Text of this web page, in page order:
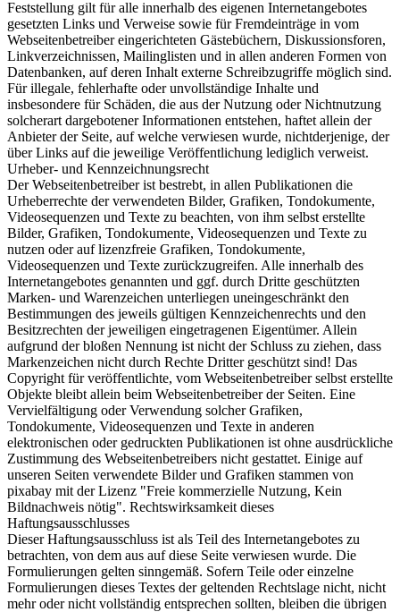
Feststellung gilt für alle innerhalb des eigenen Internetangebotes
gesetzten Links und Verweise sowie für Fremdeinträge in vom
Webseitenbetreiber eingerichteten Gästebüchern, Diskussionsforen,
Linkverzeichnissen, Mailinglisten und in allen anderen Formen von
Datenbanken, auf deren Inhalt externe Schreibzugriffe möglich sind.
Für illegale, fehlerhafte oder unvollständige Inhalte und
insbesondere für Schäden, die aus der Nutzung oder Nichtnutzung
solcherart dargebotener Informationen entstehen, haftet allein der
Anbieter der Seite, auf welche verwiesen wurde, nichtderjenige, der
über Links auf die jeweilige Veröffentlichung lediglich verweist.
Urheber- und Kennzeichnungsrecht
Der Webseitenbetreiber ist bestrebt, in allen Publikationen die
Urheberrechte der verwendeten Bilder, Grafiken, Tondokumente,
Videosequenzen und Texte zu beachten, von ihm selbst erstellte
Bilder, Grafiken, Tondokumente, Videosequenzen und Texte zu
nutzen oder auf lizenzfreie Grafiken, Tondokumente,
Videosequenzen und Texte zurückzugreifen. Alle innerhalb des
Internetangebotes genannten und ggf. durch Dritte geschützten
Marken- und Warenzeichen unterliegen uneingeschränkt den
Bestimmungen des jeweils gültigen Kennzeichenrechts und den
Besitzrechten der jeweiligen eingetragenen Eigentümer. Allein
aufgrund der bloßen Nennung ist nicht der Schluss zu ziehen, dass
Markenzeichen nicht durch Rechte Dritter geschützt sind! Das
Copyright für veröffentlichte, vom Webseitenbetreiber selbst erstellte
Objekte bleibt allein beim Webseitenbetreiber der Seiten. Eine
Vervielfältigung oder Verwendung solcher Grafiken,
Tondokumente, Videosequenzen und Texte in anderen
elektronischen oder gedruckten Publikationen ist ohne ausdrückliche
Zustimmung des Webseitenbetreibers nicht gestattet. Einige auf
unseren Seiten verwendete Bilder und Grafiken stammen von
pixabay mit der Lizenz "Freie kommerzielle Nutzung, Kein
Bildnachweis nötig". Rechtswirksamkeit dieses
Haftungsausschlusses
Dieser Haftungsausschluss ist als Teil des Internetangebotes zu
betrachten, von dem aus auf diese Seite verwiesen wurde. Die
Formulierungen gelten sinngemäß. Sofern Teile oder einzelne
Formulierungen dieses Textes der geltenden Rechtslage nicht, nicht
mehr oder nicht vollständig entsprechen sollten, bleiben die übrigen